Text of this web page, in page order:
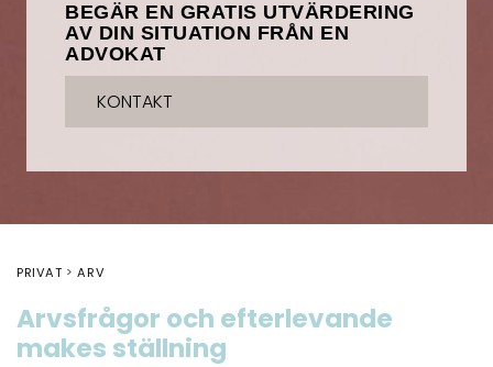
BEGÄR EN GRATIS UTVÄRDERING
AV DIN SITUATION FRÅN EN
ADVOKAT
KONTAKT
PRIVAT ARV
Arvsfrågor och efterlevande
makes ställning